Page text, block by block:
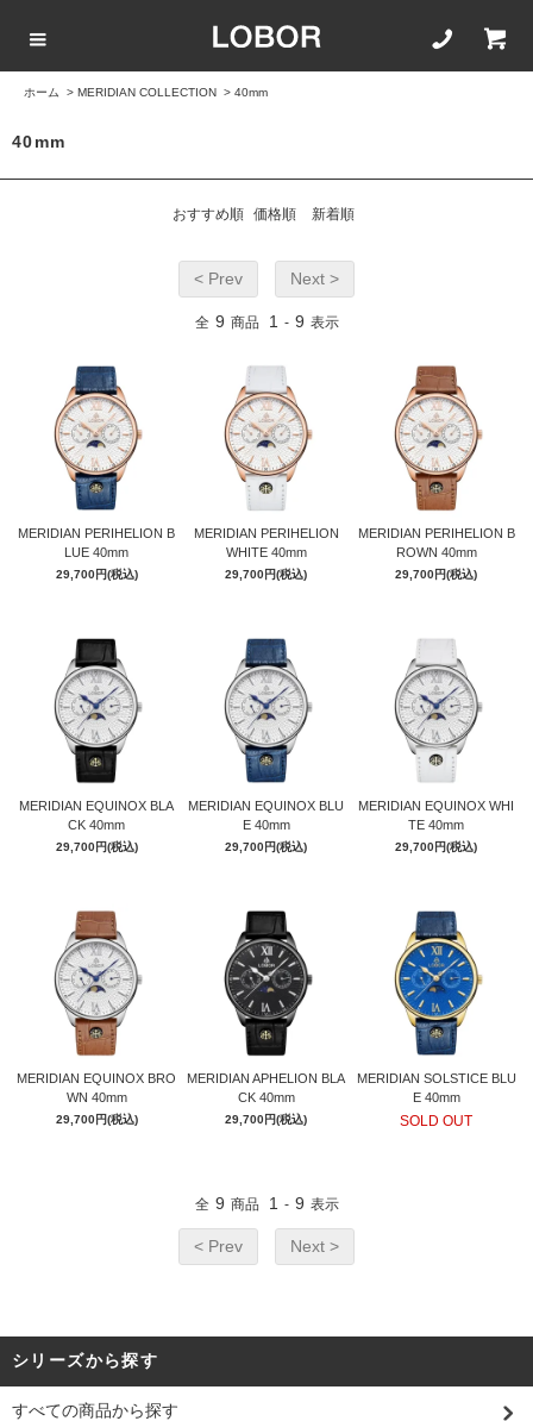
ROSEGOLD
BLUE
SILVER
ホーム > MERIDIAN COLLECTION > 40mm
40mm
おすすめ順 価格順 新着順
< Prev Next >
全 9 商品 1 - 9 表示
MERIDIAN PERIHELION B
LUE 40mm
29,700円(税込)
MERIDIAN PERIHELION
WHITE 40mm
29,700円(税込)
MERIDIAN PERIHELION B
ROWN 40mm
29,700円(税込)
MERIDIAN EQUINOX BLA
CK 40mm
29,700円(税込)
MERIDIAN EQUINOX BLU
E 40mm
29,700円(税込)
MERIDIAN EQUINOX WHI
TE 40mm
29,700円(税込)
MERIDIAN EQUINOX BRO
WN 40mm
29,700円(税込)
MERIDIAN APHELION BLA
CK 40mm
29,700円(税込)
MERIDIAN SOLSTICE BLU
E 40mm
SOLD OUT
全 9 商品 1 - 9 表示
< Prev Next >
シリーズから探す
すべての商品から探す